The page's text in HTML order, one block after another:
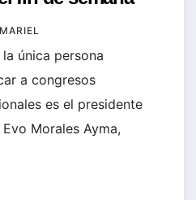
única persona
a congresos
es el presidente
Morales Ayma,